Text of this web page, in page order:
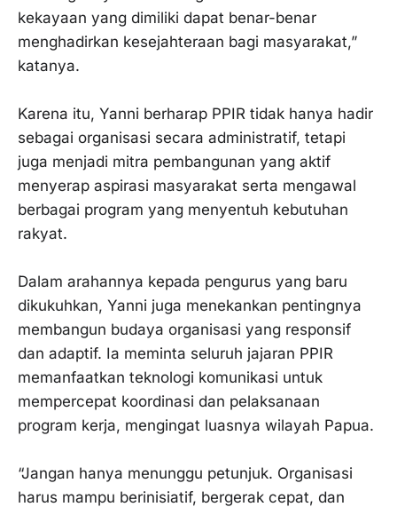
kekayaan yang dimiliki dapat benar-benar
menghadirkan kesejahteraan bagi masyarakat,”
katanya.
‎Karena itu, Yanni berharap PPIR tidak hanya hadir
sebagai organisasi secara administratif, tetapi
juga menjadi mitra pembangunan yang aktif
menyerap aspirasi masyarakat serta mengawal
berbagai program yang menyentuh kebutuhan
rakyat.
‎Dalam arahannya kepada pengurus yang baru
dikukuhkan, Yanni juga menekankan pentingnya
membangun budaya organisasi yang responsif
dan adaptif. Ia meminta seluruh jajaran PPIR
memanfaatkan teknologi komunikasi untuk
mempercepat koordinasi dan pelaksanaan
program kerja, mengingat luasnya wilayah Papua.
‎“Jangan hanya menunggu petunjuk. Organisasi
harus mampu berinisiatif, bergerak cepat, dan